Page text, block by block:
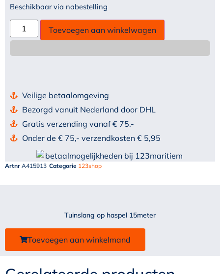
Beschikbaar via nabestelling
Toevoegen aan winkelwagen
Veilige betaalomgeving
Bezorgd vanuit Nederland door DHL
Gratis verzending vanaf € 75.-
Onder de € 75,- verzendkosten € 5,95
Artnr A415913 Categorie 123shop
Tuinslang op haspel 15meter
Toevoegen aan winkelmand